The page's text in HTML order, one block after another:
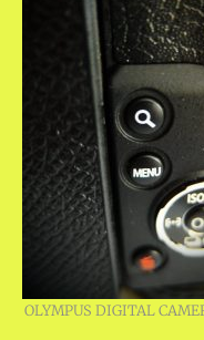
OLYMPUS DIGITAL